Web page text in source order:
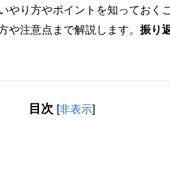
り方やポイントを知っておく
や注意点まで解説します。 振り
目次 [非表示]